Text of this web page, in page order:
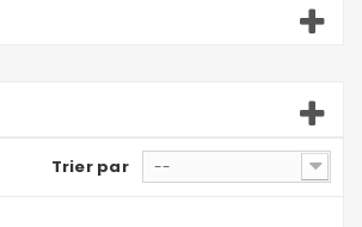
Trier par --